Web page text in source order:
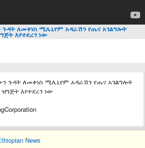
ጉዳት ለመቀነስ ሚሌኒየም አዳራሽን የጤና አገልግሎት
እየተደረገ ነው
ጉዳት ለመቀነስ ሚሌኒየም አዳራሽን የጤና አገልግሎት
እየተደረገ ነው
News